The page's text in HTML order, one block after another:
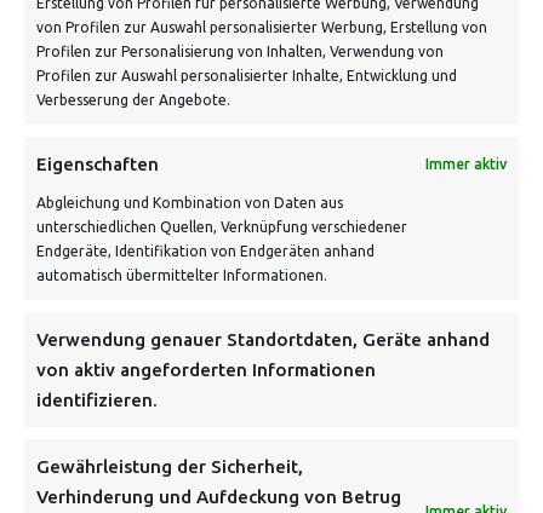
von Profilen zur Auswahl personalisierter Werbung, Erstellung von
Profilen zur Personalisierung von Inhalten, Verwendung von
Profilen zur Auswahl personalisierter Inhalte, Entwicklung und
Verbesserung der Angebote.
Eigenschaften Immer aktiv
Abgleichung und Kombination von Daten aus
unterschiedlichen Quellen, Verknüpfung verschiedener
Endgeräte, Identifikation von Endgeräten anhand
automatisch übermittelter Informationen.
Verwendung genauer Standortdaten, Geräte anhand
von aktiv angeforderten Informationen
identifizieren.
Gewährleistung der Sicherheit,
Verhinderung und Aufdeckung von Betrug
VERSANDKOSTENHINWEIS:
NEWSLETTER
Danke, deine Registrierung war erfolgreich! Bitte prüfe